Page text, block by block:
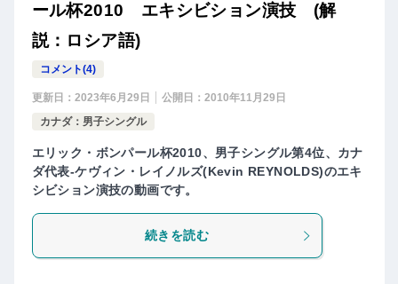
ール杯2010 エキシビション演技 (解
説：ロシア語)
コメント(4)
更新日： 2023年6月29日 公開日： 2010年11月29日
カナダ：男子シングル
エリック・ボンパール杯2010、男子シングル第4位、カナ
ダ代表-ケヴィン・レイノルズ(Kevin REYNOLDS)のエキ
シビション演技の動画です。
続きを読む